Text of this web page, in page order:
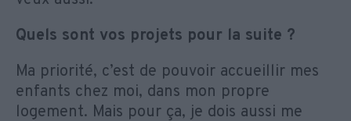
Quels sont vos projets pour la suite ?
Ma priorité, c’est de pouvoir accueillir mes
enfants chez moi, dans mon propre
logement. Mais pour ça, je dois aussi me